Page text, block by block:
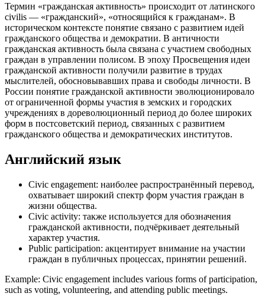
Термин «гражданская активность» происходит от латинского
civilis — «гражданский», «относящийся к гражданам». В
историческом контексте понятие связано с развитием идей
гражданского общества и демократии. В античности
гражданская активность была связана с участием свободных
граждан в управлении полисом. В эпоху Просвещения идеи
гражданской активности получили развитие в трудах
мыслителей, обосновывавших права и свободы личности. В
России понятие гражданской активности эволюционировало
от ограниченной формы участия в земских и городских
учреждениях в дореволюционный период до более широких
форм в постсоветский период, связанных с развитием
гражданского общества и демократических институтов.
Английский язык
Civic engagement: наиболее распространённый перевод,
охватывает широкий спектр форм участия граждан в
жизни общества.
Civic activity: также используется для обозначения
гражданской активности, подчёркивает деятельный
характер участия.
Public participation: акцентирует внимание на участии
граждан в публичных процессах, принятии решений.
Example: Civic engagement includes various forms of participation,
such as voting, volunteering, and attending public meetings.